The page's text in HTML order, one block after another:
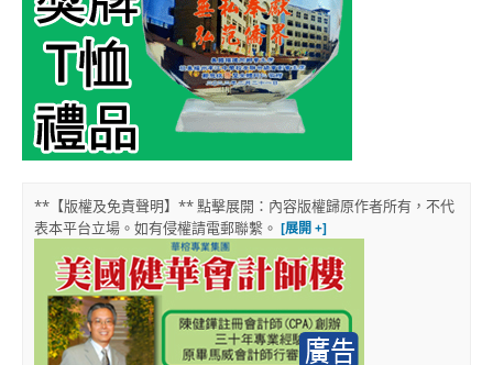
**【版權及免責聲明】** 點擊展開：內容版權歸原作者所有，不代
表本平台立場。如有侵權請電郵聯繫。